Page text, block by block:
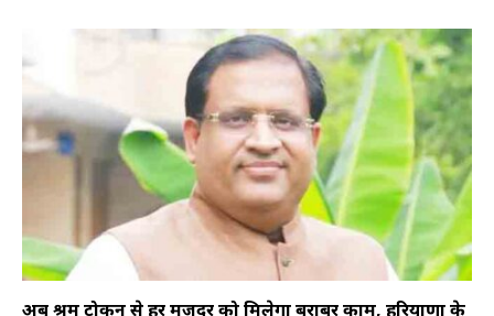
अब श्रम टोकन से हर मजदूर को मिलेगा बराबर काम, हरियाणा के